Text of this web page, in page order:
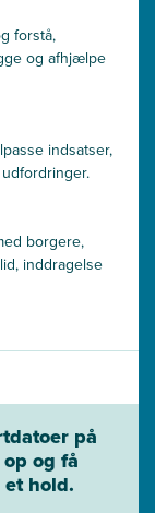
forstå,
og afhjælpe
indsatser,
borgere,
inddragelse
og
på
og få
hold.